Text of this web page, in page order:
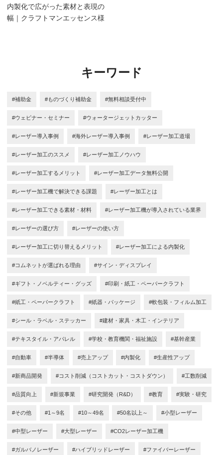
内製化で広がった素材と表現の
幅｜クラフトマンエッセンス様
キーワード
#補助金 #ものづくり補助金 #無料相談受付中
#ウェビナー・セミナー #ウォータージェットカッター
#レーザー導入事例 #海外レーザー導入事例 #レーザー加工道場
#レーザー加工のススメ #レーザー加工ノウハウ
#レーザー加工するメリット #レーザー加工データ無料公開
#レーザー加工機で解決できる課題 #レーザー加工とは
#レーザー加工できる素材・材料 #レーザー加工機が導入されている業界
#レーザーの選び方 #レーザーの使い方
#レーザー加工に切り替えるメリット #レーザー加工による内製化
#コムネットが選ばれる理由 #サイン・ディスプレイ
#ギフト・ノベルティー・グッズ #印刷・紙工・ペーパークラフト
#紙工・ペーパークラフト #紙器・パッケージ #軟包装・フィルム加工
#シール・ラベル・ステッカー #建材・家具・木工・インテリア
#テキスタイル・アパレル #学校・教育機関・福祉施設 #基幹産業
#自動車 #半導体 #売上アップ #内製化 #生産性アップ
#新商品開発 #コスト削減（コストカット・コストダウン） #工数削減
#品質向上 #新規事業 #研究開発（R&D） #教育 #実験・研究
#その他 #1～9名 #10～49名 #50名以上～ #小型レーザー
#中型レーザー #大型レーザー #CO2レーザー加工機
#ガルバノレーザー #ハイブリッドレーザー #ファイバーレーザー